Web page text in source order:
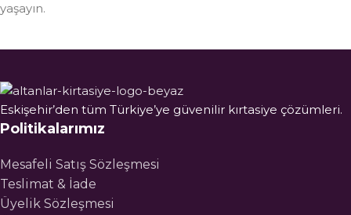
yaşayın.
Eskişehir’den tüm Türkiye’ye güvenilir kırtasiye çözümleri.
Politikalarımız
Mesafeli Satış Sözleşmesi
Teslimat & İade
Üyelik Sözleşmesi